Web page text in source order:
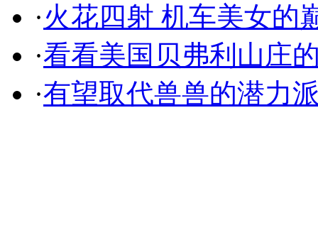
·火花四射 机车美女的
·看看美国贝弗利山庄
·有望取代兽兽的潜力